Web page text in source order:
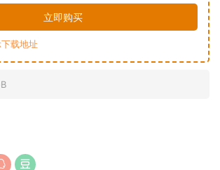
立即购买
载地址